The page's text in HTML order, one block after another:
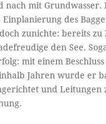
mit
des
zunichte: bereits
den See.
mit einem
Jahren wurde er
und Leitungen